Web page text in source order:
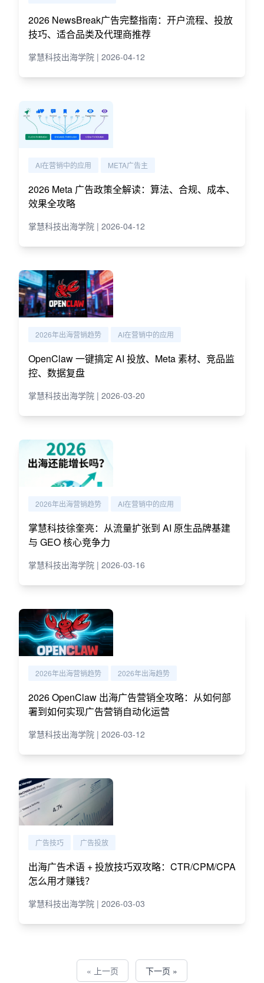
2026 NewsBreak广告完整指南：开户流程、投放
技巧、适合品类及代理商推荐
掌慧科技出海学院 | 2026-04-12
AI在营销中的应用 META广告主
2026 Meta 广告政策全解读：算法、合规、成本、
效果全攻略
掌慧科技出海学院 | 2026-04-12
2026年出海营销趋势 AI在营销中的应用
OpenClaw 一键搞定 AI 投放、Meta 素材、竞品监
控、数据复盘
掌慧科技出海学院 | 2026-03-20
2026年出海营销趋势 AI在营销中的应用
掌慧科技徐奎亮：从流量扩张到 AI 原生品牌基建
与 GEO 核心竞争力
掌慧科技出海学院 | 2026-03-16
2026年出海营销趋势 2026年出海趋势
2026 OpenClaw 出海广告营销全攻略：从如何部
署到如何实现广告营销自动化运营
掌慧科技出海学院 | 2026-03-12
广告技巧 广告投放
出海广告术语 + 投放技巧双攻略：CTR/CPM/CPA
怎么用才赚钱？
掌慧科技出海学院 | 2026-03-03
« 上一页 下一页 »